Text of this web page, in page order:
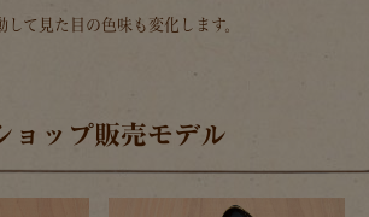
して見た目の色味も変化します。
ョップ販売モデル